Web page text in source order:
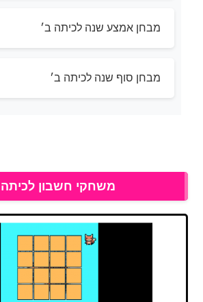
מבחן אמצע שנה לכיתה ב׳
מבחן סוף שנה לכיתה ב׳
משחקי חשבון לכיתה